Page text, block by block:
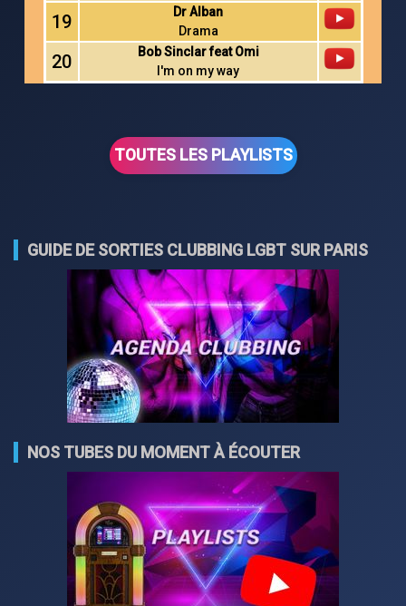
19
Dr Alban
Drama
20
Bob Sinclar feat Omi
I'm on my way
TOUTES LES PLAYLISTS
GUIDE DE SORTIES CLUBBING LGBT SUR PARIS
NOS TUBES DU MOMENT À ÉCOUTER